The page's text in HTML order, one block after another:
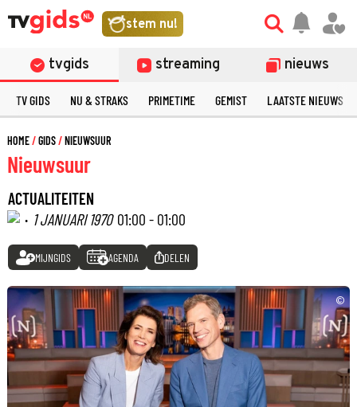
stem nu!
tvgids streaming nieuws
TV GIDS NU & STRAKS PRIMETIME GEMIST LAATSTE NIEUWS
HOME GIDS NIEUWSUUR
Nieuwsuur
ACTUALITEITEN
· 1 JANUARI 1970 01:00 - 01:00
MIJNGIDS AGENDA DELEN
©